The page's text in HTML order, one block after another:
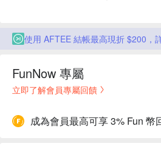
使用 AFTEE 結帳最高現折 $200，
FunNow 專屬
立即了解會員專屬回饋
成為會員最高可享 3% Fun 幣